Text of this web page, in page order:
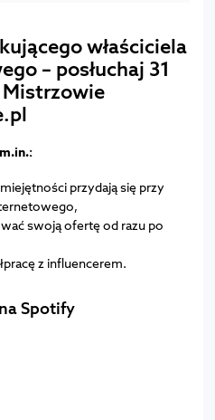
właściciela
– posłuchaj 31
przydają się przy
swoją ofertę od razu po
z influencerem.
Spotify